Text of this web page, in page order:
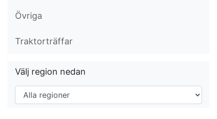
Övriga
Traktorträffar
Välj region nedan